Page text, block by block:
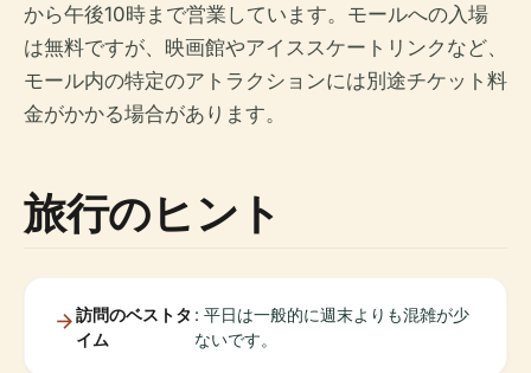
から午後10時まで営業しています。モールへの入場
は無料ですが、映画館やアイススケートリンクなど、
モール内の特定のアトラクションには別途チケット料
金がかかる場合があります。
旅行のヒント
訪問のベストタ
イム
: 平日は一般的に週末よりも混雑が少
ないです。